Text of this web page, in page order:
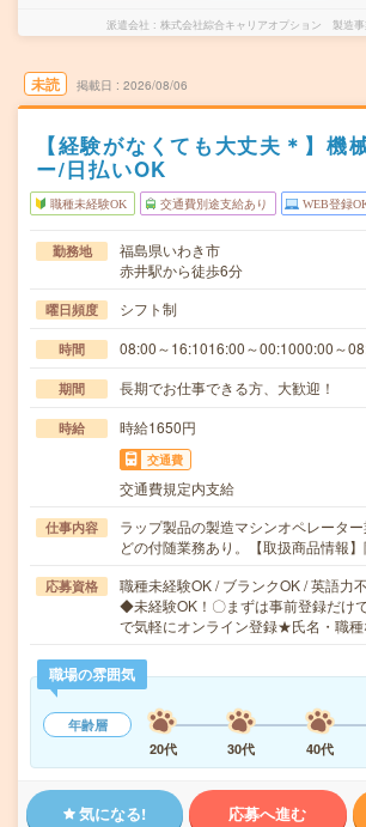
派遣会社 株式会社綜合キャリアオプション 製造事
未読 掲載日 2026/08/06
【経験がなくても大丈夫＊】機
ー/日払いOK
職種未経験OK 交通費別途支給あり WEB登録
勤務地
福島県いわき市
赤井駅から徒歩6分
曜日頻度 シフト制
時間 08:00～16:1016:00～00:1000:00～
期間 長期でお仕事できる方、大歓迎！
時給 時給1650円
交通費
交通費規定内支給
仕事内容
ラップ製品の製造マシンオペレータ
どの付随業務あり。【取扱商品情報
応募資格
職種未経験OK / ブランクOK / 英語力
◆未経験OK！〇まずは事前登録だけ
で気軽にオンライン登録★氏名・職
職場の雰囲気
年齢層
20代
30代 40代
気になる! 応募へ進む